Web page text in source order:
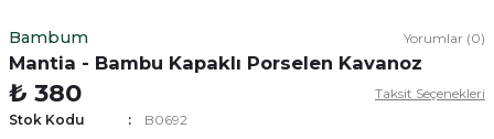
Bambum Yorumlar (0)
Mantia - Bambu Kapaklı Porselen Kavanoz
₺ 380
Taksit Seçenekleri
Stok Kodu
B0692